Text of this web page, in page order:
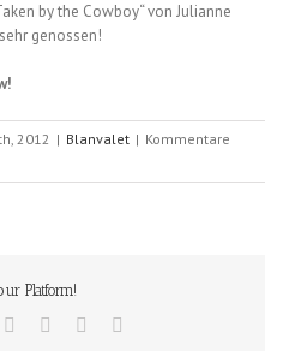
by the Cowboy“ von Julianne
genossen!
2012 | Blanvalet | Kommentare
Platform!